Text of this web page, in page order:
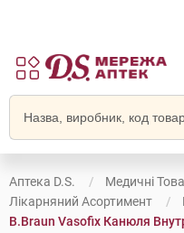
Аптека D.S.
Медичні
Лікарняний Асортимент
B.Braun Vasofix Канюля